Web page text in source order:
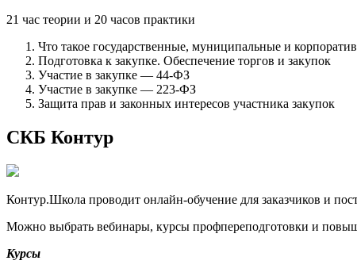
21 час теории и 20 часов практики
Что такое государственные, муниципальные и
Подготовка к закупке. Обеспечение торгов и закупок
Участие в закупке — 44-ФЗ
Участие в закупке — 223-ФЗ
Защита прав и законных интересов участника закупок
СКБ Контур
Контур.Школа проводит онлайн-обучение для заказчиков и
Можно выбрать вебинары, курсы профпереподготовки и
Курсы